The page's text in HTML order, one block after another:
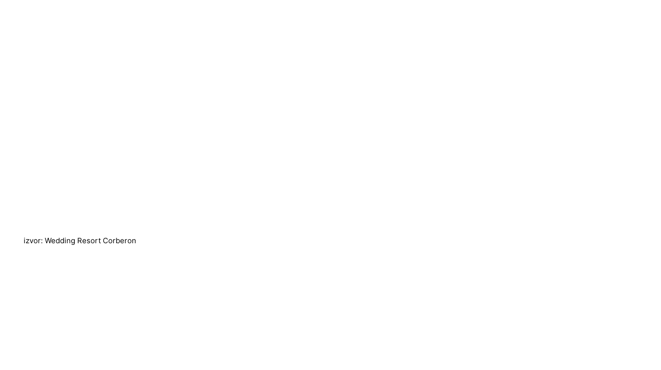
izvor: Wedding Resort Corberon